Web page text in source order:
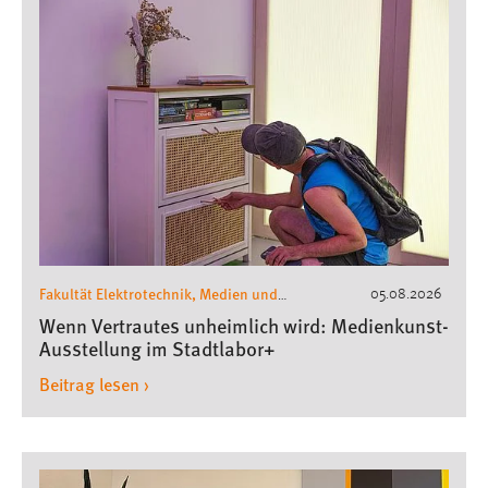
05.08.2026
Fakultät Elektrotechnik, Medien und
Informatik
Wenn Vertrautes unheimlich wird: Medienkunst-
Ausstellung im Stadtlabor+
Beitrag lesen ›
Performance
staticfilecache
Für performante Seitenauslieferung wird in diesem Cookie
gespeichert, ob man eingeloggt ist.
Sprachpräferenz
Name:
Cookie Laufzeit: